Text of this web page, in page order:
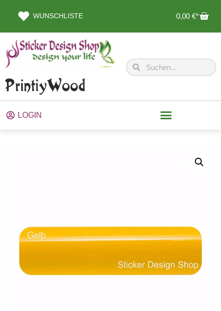
WUNSCHLISTE 0,00 €
LOGIN